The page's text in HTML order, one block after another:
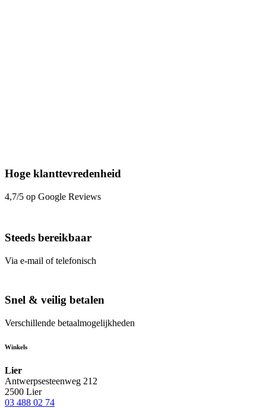
Hoge klanttevredenheid
4,7/5 op Google Reviews
Steeds bereikbaar
Via e-mail of telefonisch
Snel & veilig betalen
Verschillende betaalmogelijkheden
Winkels
Lier
Antwerpsesteenweg 212
2500 Lier
03 488 02 74